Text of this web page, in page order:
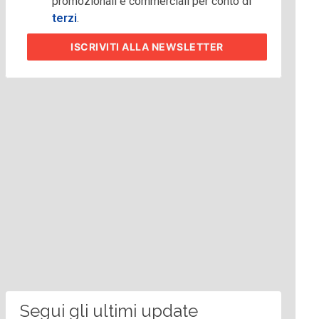
terzi.
ISCRIVITIALLA NEWSLETTER
Segui gli ultimi update